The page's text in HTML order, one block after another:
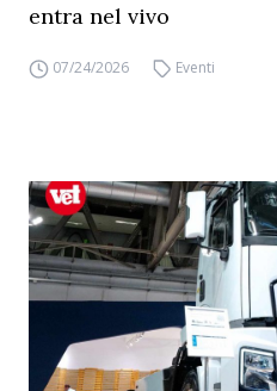
entra nel vivo
07/24/2026 Eventi